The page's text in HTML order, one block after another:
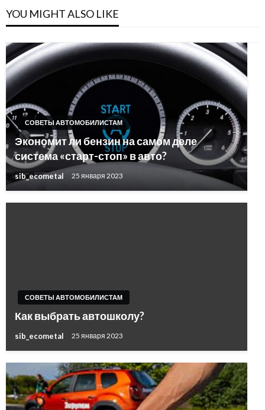
YOU MIGHT ALSO LIKE
СОВЕТЫ АВТОМОБИЛИСТАМ
Экономит ли бензин на самом деле
система «старт-стоп» в авто?
sib_ecometal 25 января 2023
СОВЕТЫ АВТОМОБИЛИСТАМ
Как выбрать автошколу?
sib_ecometal 25 января 2023